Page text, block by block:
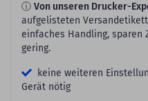
ⓘ Von unseren Drucker-
aufgelisteten
einfaches Handling, sparen
gering.
keine weiteren
Gerät nötig